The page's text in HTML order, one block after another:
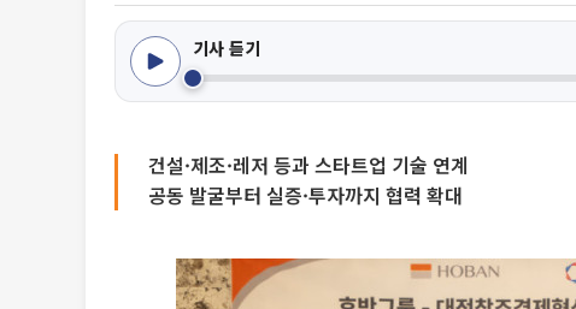
기사 듣기
건설·제조·레저 등과 스타트업 기술 연계
공동 발굴부터 실증·투자까지 협력 확대